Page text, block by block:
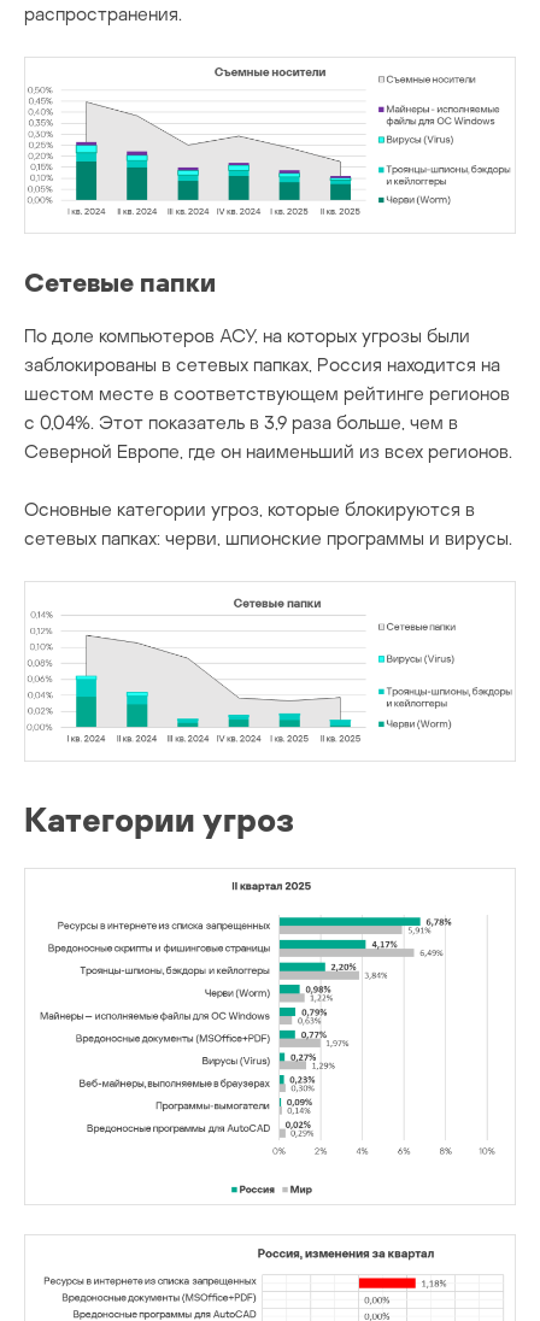
распространения.
Сетевые папки
По доле компьютеров АСУ, на которых угрозы были
заблокированы в сетевых папках, Россия находится на
шестом месте в соответствующем рейтинге регионов
с 0,04%. Этот показатель в 3,9 раза больше, чем в
Северной Европе, где он наименьший из всех регионов.
Основные категории угроз, которые блокируются в
сетевых папках: черви, шпионские программы и вирусы.
Категории угроз